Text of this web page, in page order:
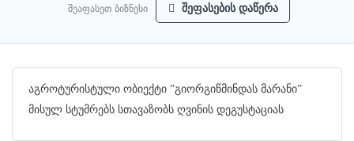
შეაფასეთ ბიზნესი შეფასების დაწერა
აგროტურისტული ობიექტი ”გიორგიწმინდას მარანი”
მისულ სტუმრებს სთავაზობს ღვინის დეგუსტაციას